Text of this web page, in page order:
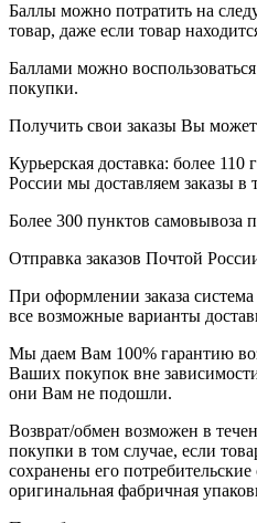
Баллы можно потратить на
товар, даже если товар
Баллами можно
покупки.
Получить свои заказы Вы
Курьерская доставка: более
России мы доставляем заказы в
Более 300 пунктов самовывоза
Отправка заказов Почтой
При оформлении заказа
все возможные варианты
Мы даем Вам 100% гарантию
Ваших покупок вне
они Вам не подошли.
Возврат/обмен возможен в
покупки в том случае, если
сохранены его
оригинальная фабричная